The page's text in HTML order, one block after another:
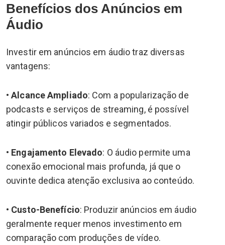
Benefícios dos Anúncios em
Áudio
Investir em anúncios em áudio traz diversas
vantagens:
•Alcance Ampliado: Com a popularização de
podcasts e serviços de streaming, é possível
atingir públicos variados e segmentados.
• Engajamento Elevado: O áudio permite uma
conexão emocional mais profunda, já que o
ouvinte dedica atenção exclusiva ao conteúdo.
• Custo-Benefício: Produzir anúncios em áudio
geralmente requer menos investimento em
comparação com produções de vídeo.